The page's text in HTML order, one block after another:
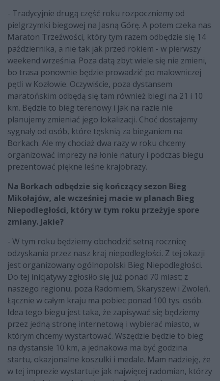
- Tradycyjnie drugą część roku rozpoczniemy od
pielgrzymki biegowej na Jasną Górę. A potem czeka nas
Maraton Trzeźwości, który tym razem odbędzie się 14
października, a nie tak jak przed rokiem - w pierwszy
weekend września. Poza datą zbyt wiele się nie zmieni,
bo trasa ponownie będzie prowadzić po malowniczej
pętli w Kozłowie. Oczywiście, poza dystansem
maratońskim odbędą się tam również biegi na 21 i 10
km. Będzie to bieg terenowy i jak na razie nie
planujemy zmieniać jego lokalizacji. Choć dostajemy
sygnały od osób, które tęsknią za bieganiem na
Borkach. Ale my chociaż dwa razy w roku chcemy
organizować imprezy na łonie natury i podczas biegu
prezentować piękne leśne krajobrazy.
Na Borkach odbędzie się kończący sezon Bieg
Mikołajów, ale wcześniej macie w planach Bieg
Niepodległości, który w tym roku przeżyje spore
zmiany. Jakie?
- W tym roku będziemy obchodzić setną rocznicę
odzyskania przez nasz kraj niepodległości. Z tej okazji
jest organizowany ogólnopolski Bieg Niepodległości.
Do tej inicjatywy zgłosiło się już ponad 70 miast; z
naszego regionu, poza Radomiem, Skaryszew i Zwoleń.
Łącznie w całym kraju ma pobiec ponad 100 tys. osób.
Idea tego biegu jest taka, że zapisywać się będziemy
przez jedną stronę internetową i wybierać miasto, w
którym chcemy wystartować. Wszędzie będzie to bieg
na dystansie 10 km, a jednakowa ma być godzina
startu, okazjonalne koszulki i medale. Mam nadzieję, że
w tej imprezie wystartuje jak najwięcej radomian, którzy